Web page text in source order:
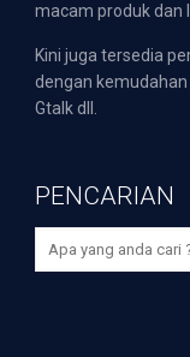
macam produk dan
Kini juga tersedia
dengan
Gtalk dll.
PENCARIAN